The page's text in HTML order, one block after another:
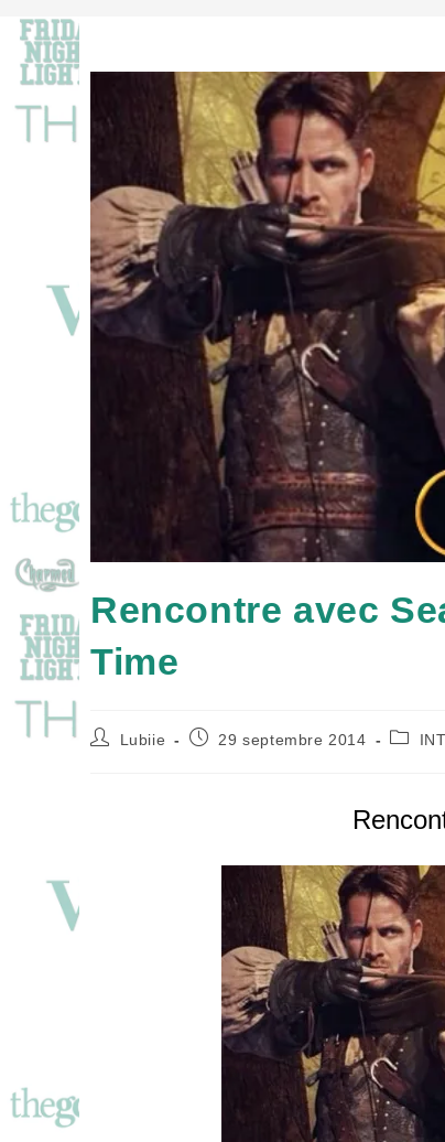
Rencontre avec
Time
Auteur/autrice
Lubiie
Publication
29 septembre 2014
Post